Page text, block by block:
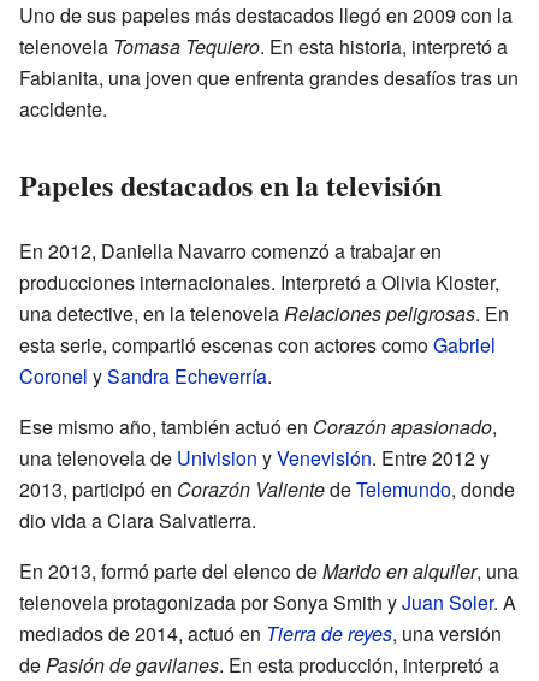
Uno de sus papeles más destacados llegó en 2009 con la
telenovela Tomasa Tequiero. En esta historia, interpretó a
Fabianita, una joven que enfrenta grandes desafíos tras un
accidente.
Papeles destacados en la televisión
En 2012, Daniella Navarro comenzó a trabajar en
producciones internacionales. Interpretó a Olivia Kloster,
una detective, en la telenovelaRelaciones peligrosas. En
esta serie, compartió escenas con actores comoGabriel
Coronel ySandra Echeverría.
Ese mismo año, también actuó en Corazón apasionado,
una telenovela de Univision yVenevisión. Entre 2012 y
2013, participó en Corazón ValientedeTelemundo, donde
dio vida a Clara Salvatierra.
En 2013, formó parte del elenco deMarido en alquiler, una
telenovela protagonizada por Sonya Smith yJuan Soler. A
mediados de 2014, actuó en Tierra de reyes, una versión
dePasión de gavilanes. En esta producción, interpretó a